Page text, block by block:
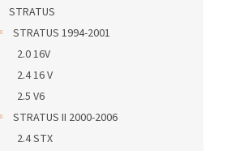
STRATUS
STRATUS 1994-2001
2.0 16V
2.4 16 V
2.5 V6
STRATUS II 2000-2006
2.4 STX